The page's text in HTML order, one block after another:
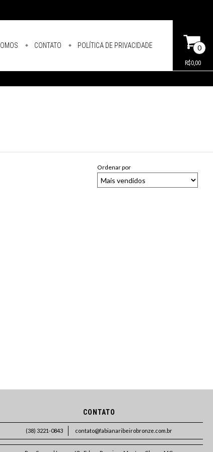
CONTATO POLÍTICA DE PRIVACIDADE 0
R$0,00
Ordenar por
CONTATO
(38) 3221-0843 contato@fabianaribeirobronze.com.br